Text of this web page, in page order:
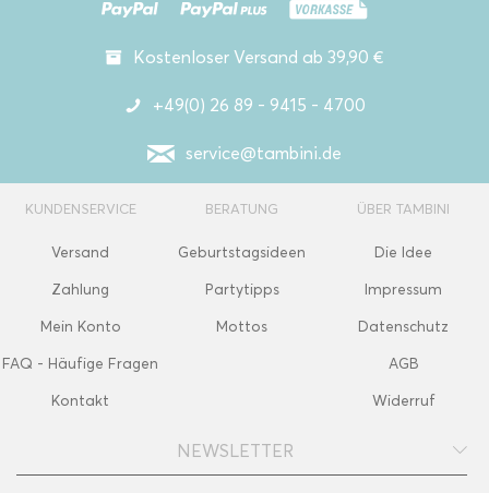
Kostenloser Versand ab 39,90 €
+49(0) 26 89 - 9415 - 4700
service@tambini.de
KUNDENSERVICE
Versand
Zahlung
Mein Konto
FAQ - Häufige Fragen
Kontakt
BERATUNG
Geburtstagsideen
Partytipps
Mottos
ÜBER TAMBINI
Die Idee
Impressum
Datenschutz
AGB
Widerruf
NEWSLETTER